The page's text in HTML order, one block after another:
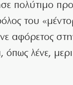
πολύτιμο
του
αφόρετος
όπως λένε,